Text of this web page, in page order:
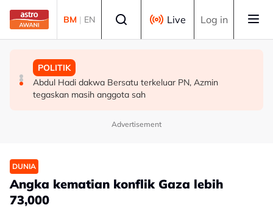
Skip to main content
BM | EN Live Log in
MALAYSIA
[TERKINI] RCI Tabung Haji: LHDN serbu tiga premis
milik bekas kepimpinan tertinggi TH
BISNES
Selangor umum RS-2, sasar nilai ekonomi RM600 bilion
menjelang 2030 - Amirudin
POLITIK
Abdul Hadi dakwa Bersatu terkeluar PN, Azmin
tegaskan masih anggota sah
Advertisement
DUNIA
Angka kematian konflik Gaza lebih
73,000